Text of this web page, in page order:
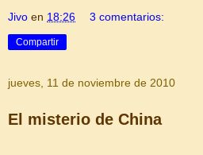
Jivo en 18:26 3 comentarios:
Compartir
jueves, 11 de noviembre de 2010
El misterio de China